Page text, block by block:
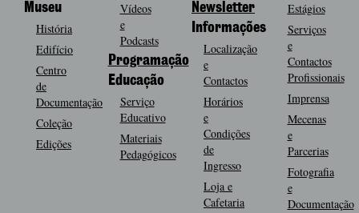
Museu
História
Edifício
Centro
de
Documentação
Coleção
Edições
Vídeos
e
Podcasts
Programação
Educação
Serviço
Educativo
Materiais
Pedagógicos
Newsletter
Informações
Localização
e
Contactos
Horários
e
Condições
de
Ingresso
Loja e
Cafetaria
Estágios
Serviços
e
Contactos
Profissionais
Imprensa
Mecenas
e
Parcerias
Fotografia
e
Documentação